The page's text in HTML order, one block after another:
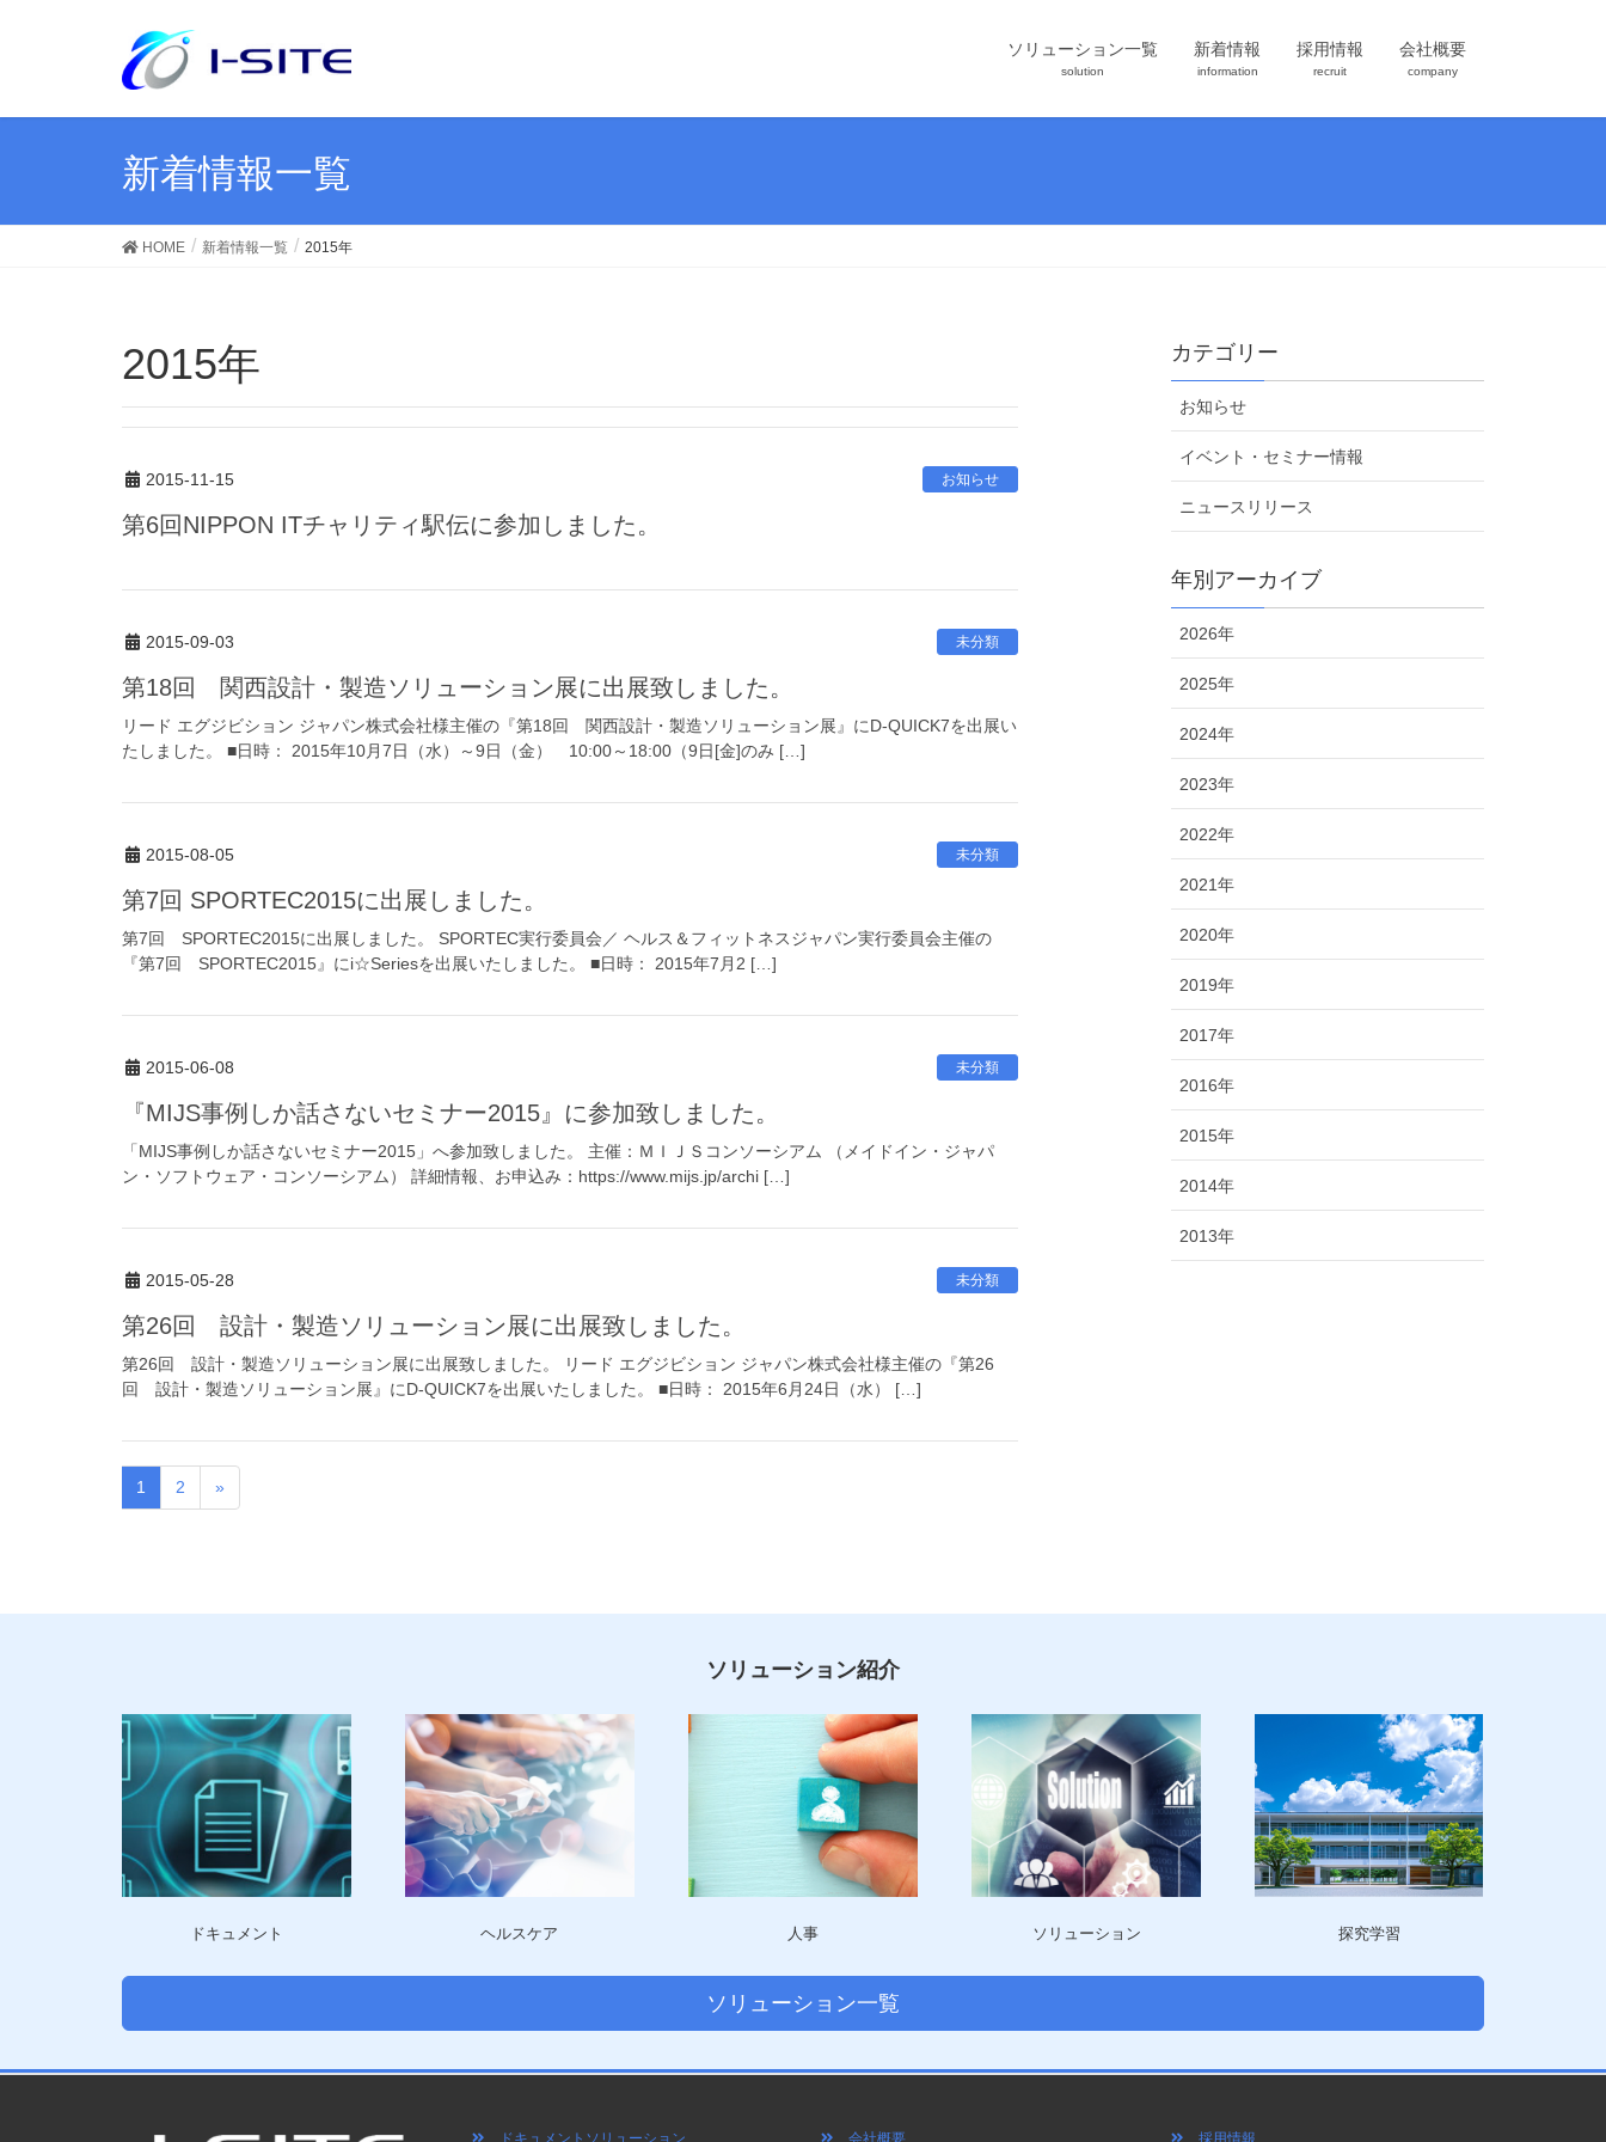
ソリューション一覧
solution
新着情報
information
採用情報
recruit
会社概要
company
新着情報一覧
HOME 新着情報一覧 2015年
2015年
2015-11-15 お知らせ
第6回NIPPON ITチャリティ駅伝に参加しました。
2015-09-03 未分類
第18回 関西設計・製造ソリューション展に出展致しました。
リード エグジビション ジャパン株式会社様主催の『第18回 関西設計・製造ソリューション展』にD-QUICK7を出展い
たしました。 ■日時： 2015年10月7日（水）～9日（金） 10:00～18:00（9日[金]のみ […]
2015-08-05 未分類
第7回 SPORTEC2015に出展しました。
第7回 SPORTEC2015に出展しました。 SPORTEC実行委員会／ ヘルス＆フィットネスジャパン実行委員会主催の
『第7回 SPORTEC2015』にi☆Seriesを出展いたしました。 ■日時： 2015年7月2 […]
2015-06-08 未分類
『MIJS事例しか話さないセミナー2015』に参加致しました。
「MIJS事例しか話さないセミナー2015」へ参加致しました。 主催：ＭＩＪＳコンソーシアム （メイドイン・ジャパ
ン・ソフトウェア・コンソーシアム） 詳細情報、お申込み：https://www.mijs.jp/archi […]
2015-05-28 未分類
第26回 設計・製造ソリューション展に出展致しました。
第26回 設計・製造ソリューション展に出展致しました。 リード エグジビション ジャパン株式会社様主催の『第26
回 設計・製造ソリューション展』にD-QUICK7を出展いたしました。 ■日時： 2015年6月24日（水） […]
1 2 »
カテゴリー
お知らせ
イベント・セミナー情報
ニュースリリース
年別アーカイブ
2026年
2025年
2024年
2023年
2022年
2021年
2020年
2019年
2017年
2016年
2015年
2014年
2013年
ソリューション紹介
ドキュメント ヘルスケア 人事 ソリューション 探究学習
ソリューション一覧
ドキュメントソリューション 会社概要 採用情報